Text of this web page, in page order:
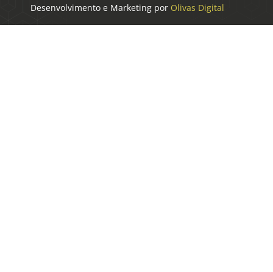
Desenvolvimento e Marketing por Olivas Digital